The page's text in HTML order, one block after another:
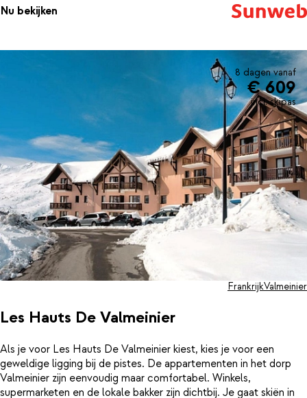
meter. Het sfeervolle centrum van Valmeinier ligt op
gaan? In de résidence zelf zitten 2 leuke restaurant waar je kunt
genieten van een heerlijk Frans diner. Kortom, alles is hier
aanwezig om er een geweldige wintersport van te maken!
Nu bekijken
8 dagen vanaf
€ 609
incl. skipas
Les Hauts De Valmeinier
FrankrijkValmeinier
Als je voor Les Hauts De Valmeinier kiest, kies je voor een
geweldige ligging bij de pistes. De appartementen in het dorp
Valmeinier zijn eenvoudig maar comfortabel. Winkels,
supermarketen en de lokale bakker zijn dichtbij. Je gaat skiën in